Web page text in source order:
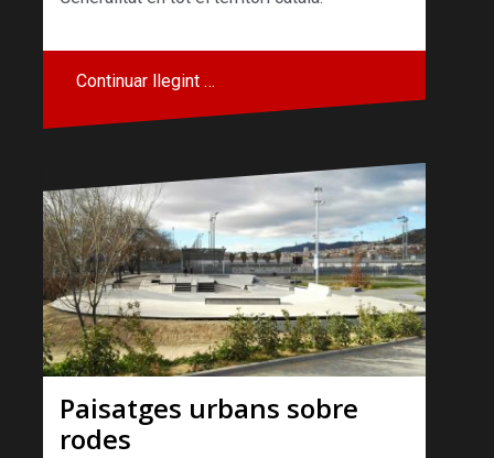
Continuar llegint …
Paisatges urbans sobre
rodes